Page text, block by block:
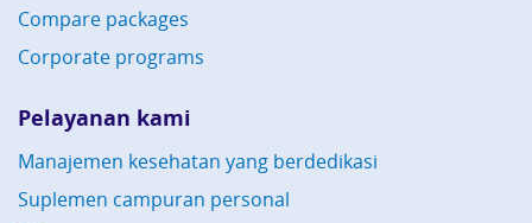
Compare packages
Corporate programs
Pelayanan kami
Manajemen kesehatan yang berdedikasi
Suplemen campuran personal